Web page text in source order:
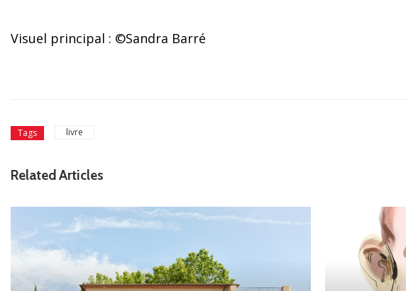
Visuel principal : ©Sandra Barré
Tags livre
Related Articles